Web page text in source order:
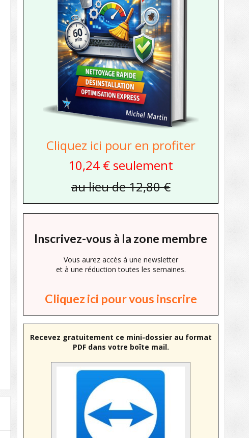
Cliquez ici pour en profiter
10,24 € seulement
au lieu de 12,80 €
Inscrivez-vous à la zone membre
Vous aurez accès à une newsletter
et à une réduction toutes les semaines.
Cliquez ici pour vous inscrire
Recevez gratuitement ce mini-dossier au format
PDF dans votre boîte mail.